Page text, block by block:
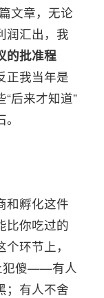
文章，无论
润汇出，我
的批准程
正我当年是
后来才知道”
和孵化这件
比你吃过的
环节上，
犯傻——有人
；有人不舍